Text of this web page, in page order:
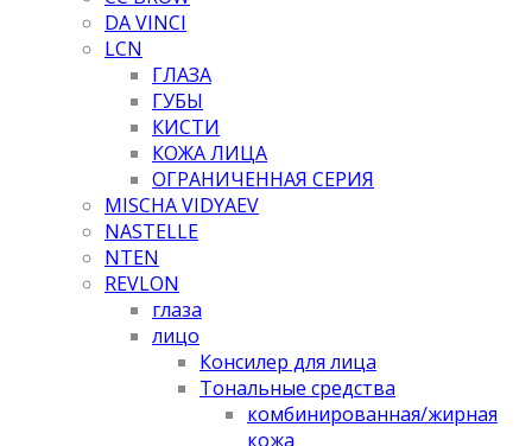
DA VINCI
LCN
ГЛАЗА
ГУБЫ
КИСТИ
КОЖА ЛИЦА
ОГРАНИЧЕННАЯ СЕРИЯ
MISCHA VIDYAEV
NASTELLE
NTEN
REVLON
глаза
лицо
Консилер для лица
Тональные средства
комбинированная/жирная
кожа